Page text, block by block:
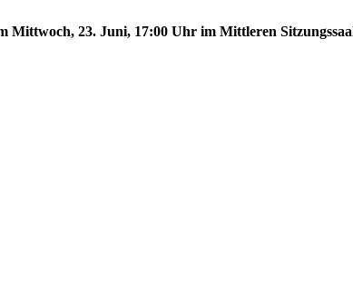
23. Juni, 17:00 Uhr im Mittleren